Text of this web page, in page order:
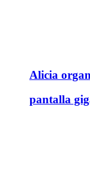
Alicia
pantalla